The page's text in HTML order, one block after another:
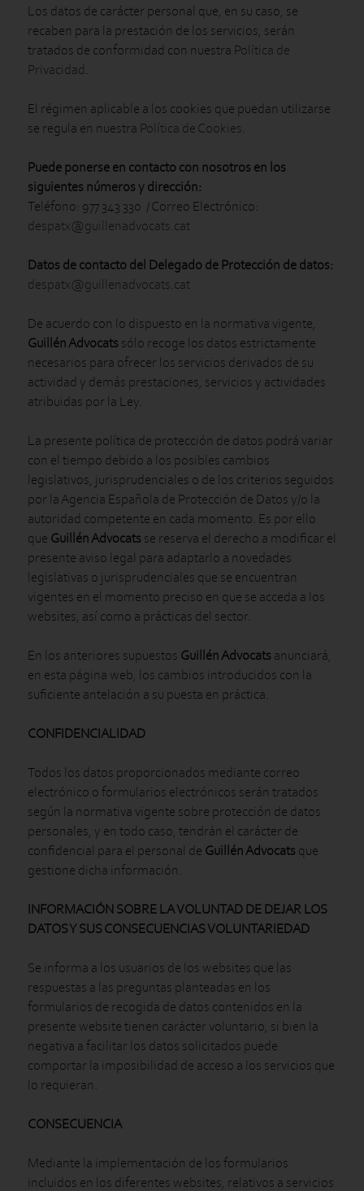
Los datos de carácter personal que, en su caso, se
recaben para la prestación de los servicios, serán
tratados de conformidad con nuestra Política de
Privacidad
El régimen aplicable a los cookies que puedan utilizarse
se regula en nuestra Política de Cookies
Puede ponerse en contacto con nosotros en los
siguientes números y dirección:
Teléfono: 977 343 330 / Correo Electrónico:
despatx@guillenadvocats.cat
Datos de contacto del Delegado de Protección de datos:
despatx@guillenadvocats.cat
De acuerdo con lo dispuesto en la normativa vigente,
Guillén Advocats sólo recoge los datos estrictamente
necesarios para ofrecer los servicios derivados de su
actividad y demás prestaciones, servicios y actividades
atribuidas por la Ley.
La presente política de protección de datos podrá variar
con el tiempo debido a los posibles cambios
legislativos, jurisprudenciales o de los criterios seguidos
por la Agencia Española de Protección de Datos y/o la
autoridad competente en cada momento. Es por ello
que Guillén Advocats se reserva el derecho a modificar el
presente aviso legal para adaptarlo a novedades
legislativas o jurisprudenciales que se encuentran
vigentes en el momento preciso en que se acceda a los
websites, así como a prácticas del sector.
En los anteriores supuestos Guillén Advocats anunciará,
en esta página web, los cambios introducidos con la
suficiente antelación a su puesta en práctica.
CONFIDENCIALIDAD
Todos los datos proporcionados mediante correo
electrónico o formularios electrónicos serán tratados
según la normativa vigente sobre protección de datos
personales, y en todo caso, tendrán el carácter de
confidencial para el personal de Guillén Advocats que
gestione dicha información.
INFORMACIÓN SOBRE LA VOLUNTAD DE DEJAR LOS
DATOS Y SUS CONSECUENCIAS VOLUNTARIEDAD
Se informa a los usuarios de los websites que las
respuestas a las preguntas planteadas en los
formularios de recogida de datos contenidos en la
presente website tienen carácter voluntario, si bien la
negativa a facilitar los datos solicitados puede
comportar la imposibilidad de acceso a los servicios que
lo requieran.
CONSECUENCIA
Mediante la implementación de los formularios
incluidos en los diferentes websites, relativos a servicios